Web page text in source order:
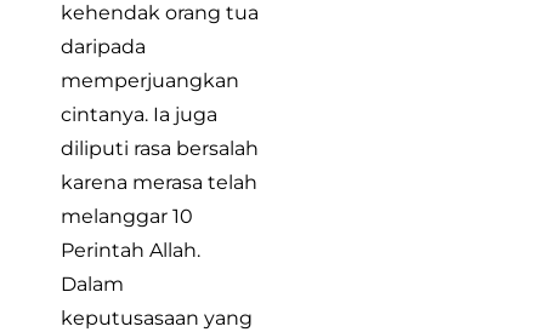
kehendak orang tua
daripada
memperjuangkan
cintanya. Ia juga
diliputi rasa bersalah
karena merasa telah
melanggar 10
Perintah Allah.
Dalam
keputusasaan yang